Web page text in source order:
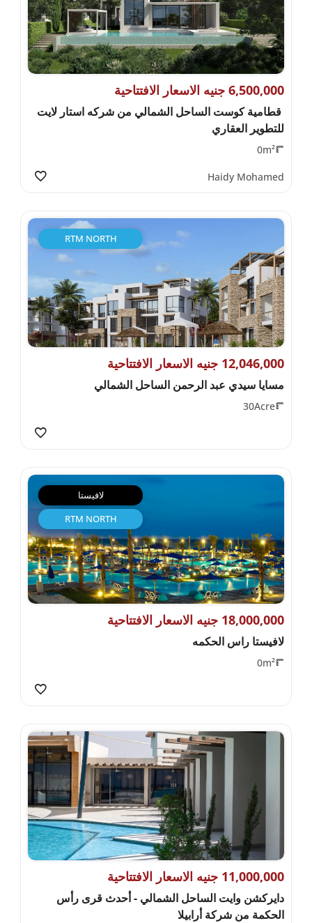
6,500,000 جنيه الاسعار الافتتاحية
قطامية كوست الساحل الشمالي من شركه استار لايت
للتطوير العقاري
0m²
Haidy Mohamed
RTM NORTH
12,046,000 جنيه الاسعار الافتتاحية
مسايا سيدي عبد الرحمن الساحل الشمالي
30Acre
لافيستا
RTM NORTH
18,000,000 جنيه الاسعار الافتتاحية
لافيستا راس الحكمه
0m²
11,000,000 جنيه الاسعار الافتتاحية
دايركشن وايت الساحل الشمالي - أحدث قرى رأس
الحكمة من شركة أرابيلا